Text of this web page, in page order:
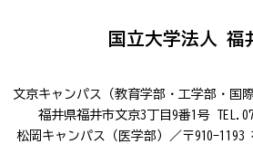
国立大学法人 福
文京キャンパス（教育学部・工学部・国
福井県福井市文京3丁目9番1号
松岡キャンパス（医学部）／〒910-